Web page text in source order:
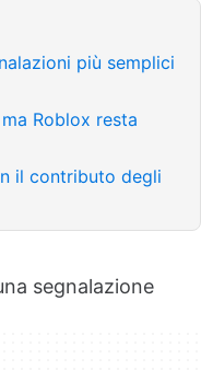
più semplici
Roblox resta
il contributo degli
segnalazione